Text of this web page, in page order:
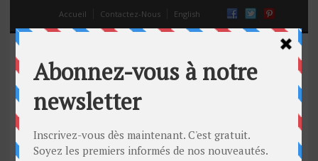
Accueil Contactez-Nous English